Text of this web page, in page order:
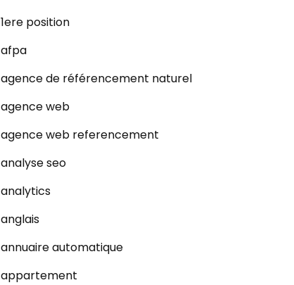
1ere position
afpa
agence de référencement naturel
agence web
agence web referencement
analyse seo
analytics
anglais
annuaire automatique
appartement